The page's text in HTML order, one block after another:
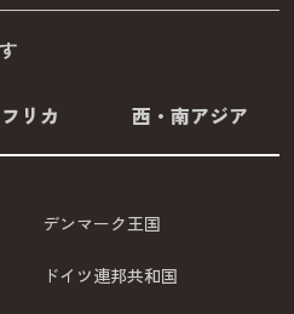
リカ 西・南アジア
デンマーク王国
ドイツ連邦共和国